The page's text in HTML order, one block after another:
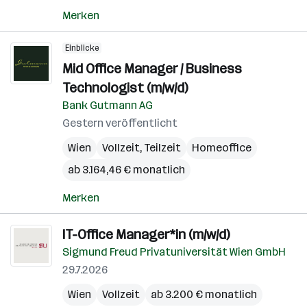
Merken
Einblicke
Mid Office Manager / Business
Technologist (m/w/d)
Bank Gutmann AG
Gestern veröffentlicht
Wien
Vollzeit, Teilzeit
Homeoffice
ab 3.164,46 € monatlich
Merken
IT-Office Manager*in (m/w/d)
Sigmund Freud Privatuniversität Wien GmbH
29.7.2026
Wien
Vollzeit ab 3.200 € monatlich